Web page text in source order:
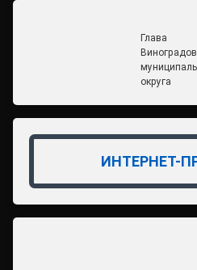
Глава
округа
ИНТЕРНЕТ-